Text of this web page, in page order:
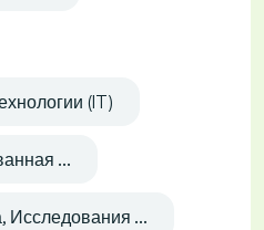
(IT)
...
Исследования ...